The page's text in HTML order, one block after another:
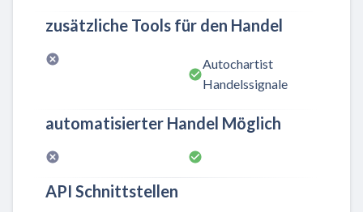
zusätzliche Tools für den Handel
Autochartist
Handelssignale
automatisierter Handel Möglich
API Schnittstellen